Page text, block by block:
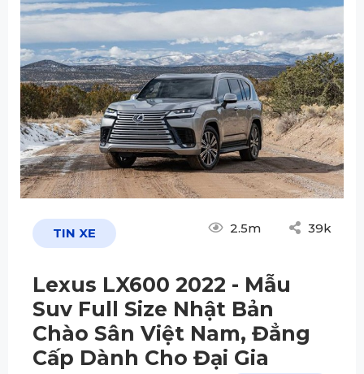
TIN XE 2.5m 39k
Lexus LX600 2022 - Mẫu
Suv Full Size Nhật Bản
Chào Sân Việt Nam, Đẳng
Cấp Dành Cho Đại Gia